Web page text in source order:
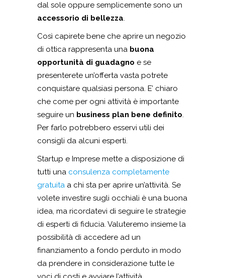
dal sole oppure semplicemente sono un
accessorio di bellezza.
Così capirete bene che aprire un negozio
di ottica rappresenta una buona
opportunità di guadagno e se
presenterete un’offerta vasta potrete
conquistare qualsiasi persona. E’ chiaro
che come per ogni attività è importante
seguire un business plan bene definito.
Per farlo potrebbero esservi utili dei
consigli da alcuni esperti.
Startup e Imprese mette a disposizione di
tutti una consulenza completamente
gratuita a chi sta per aprire un’attività. Se
volete investire sugli occhiali è una buona
idea, ma ricordatevi di seguire le strategie
di esperti di fiducia. Valuteremo insieme la
possibilità di accedere ad un
finanziamento a fondo perduto in modo
da prendere in considerazione tutte le